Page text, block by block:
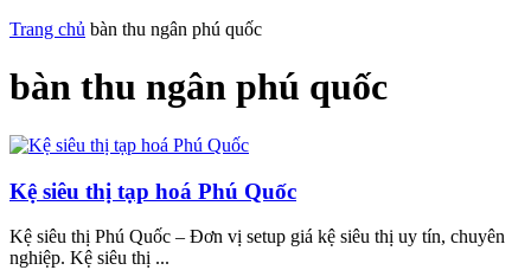
Trang chủ bàn thu ngân phú quốc
bàn thu ngân phú quốc
Kệ siêu thị tạp hoá Phú Quốc
Kệ siêu thị Phú Quốc – Đơn vị setup giá kệ siêu thị uy tín, chuyên
nghiệp. Kệ siêu thị ...